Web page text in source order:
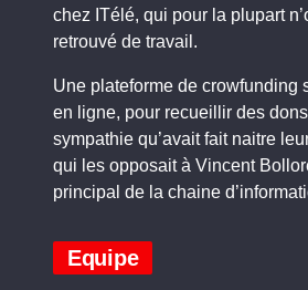
chez ITélé, qui pour la plupart
retrouvé de travail.
Une plateforme de crowfunding
en ligne, pour recueillir des
sympathie qu’avait fait naitre
qui les opposait à Vincent
principal de la chaine
Equipe